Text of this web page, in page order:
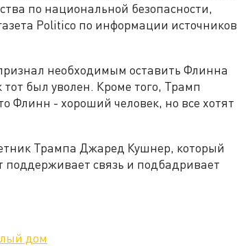
по национальной безопасности,
Politico по информации источников
необходимым оставить Флинна
тот был уволен. Кроме того, Трамп
Флинн - хороший человек, но все хотят
Трампа Джаред Кушнер, который
связь и подбадривает
дом